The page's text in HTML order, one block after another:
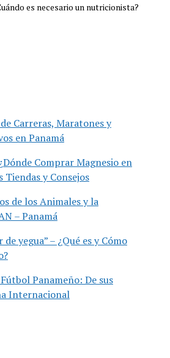
es necesario un nutricionista?
Carreras, Maratones y
en Panamá
Comprar Magnesio en
Tiendas y Consejos
de los Animales y la
– Panamá
yegua” – ¿Qué es y Cómo
Panameño: De sus
Internacional